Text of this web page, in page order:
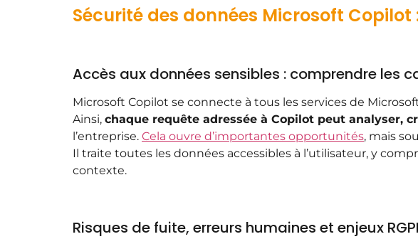
Sécurité des données Microsoft
Accès aux données sensibles : comprendre les
Microsoft Copilot se connecte à tous les services de
Ainsi, chaque requête adressée à Copilot peut analyser,
l’entreprise. Cela ouvre d’importantes opportunités, mais
Il traite toutes les données accessibles à l’utilisateur, y
contexte.
Risques de fuite, erreurs humaines et enjeux